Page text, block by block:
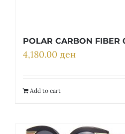
POLAR CARBON FIBER
4,180.00 ден
Add to cart